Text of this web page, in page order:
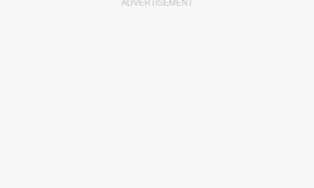
ADVERTISEMENT